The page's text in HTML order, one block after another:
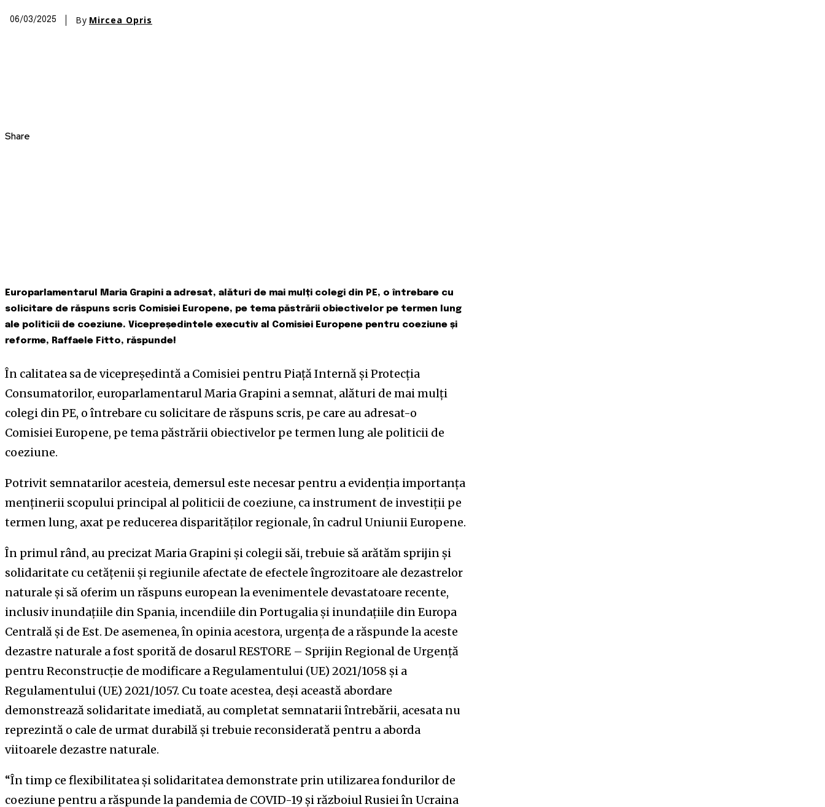
06/03/2025 By Mircea Opris
Share
Europarlamentarul Maria Grapini a adresat, alături de mai mulți colegi din PE, o întrebare cu
solicitare de răspuns scris Comisiei Europene, pe tema păstrării obiectivelor pe termen lung
ale politicii de coeziune. Vicepreședintele executiv al Comisiei Europene pentru coeziune și
reforme, Raffaele Fitto, răspunde!
În calitatea sa de vicepreședintă a Comisiei pentru Piață Internă și Protecția
Consumatorilor, europarlamentarul Maria Grapini a semnat, alături de mai mulți
colegi din PE, o întrebare cu solicitare de răspuns scris, pe care au adresat-o
Comisiei Europene, pe tema păstrării obiectivelor pe termen lung ale politicii de
coeziune.
Potrivit semnatarilor acesteia, demersul este necesar pentru a evidenția importanța
menținerii scopului principal al politicii de coeziune, ca instrument de investiții pe
termen lung, axat pe reducerea disparităților regionale, în cadrul Uniunii Europene.
În primul rând, au precizat Maria Grapini și colegii săi, trebuie să arătăm sprijin și
solidaritate cu cetățenii și regiunile afectate de efectele îngrozitoare ale dezastrelor
naturale și să oferim un răspuns european la evenimentele devastatoare recente,
inclusiv inundațiile din Spania, incendiile din Portugalia și inundațiile din Europa
Centrală și de Est. De asemenea, în opinia acestora, urgența de a răspunde la aceste
dezastre naturale a fost sporită de dosarul RESTORE – Sprijin Regional de Urgență
pentru Reconstrucție de modificare a Regulamentului (UE) 2021/1058 și a
Regulamentului (UE) 2021/1057. Cu toate acestea, deși această abordare
demonstrează solidaritate imediată, au completat semnatarii întrebării, acesata nu
reprezintă o cale de urmat durabilă și trebuie reconsiderată pentru a aborda
viitoarele dezastre naturale.
“În timp ce flexibilitatea și solidaritatea demonstrate prin utilizarea fondurilor de
coeziune pentru a răspunde la pandemia de COVID-19 și războiul Rusiei în Ucraina